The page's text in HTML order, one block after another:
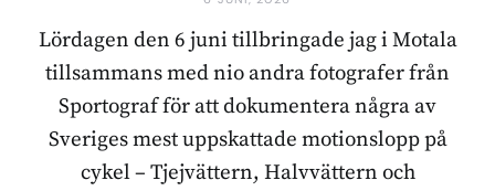
Lördagen den 6 juni tillbringade jag i Motala
tillsammans med nio andra fotografer från
Sportograf för att dokumentera några av
Sveriges mest uppskattade motionslopp på
cykel – Tjejvättern, Halvvättern och